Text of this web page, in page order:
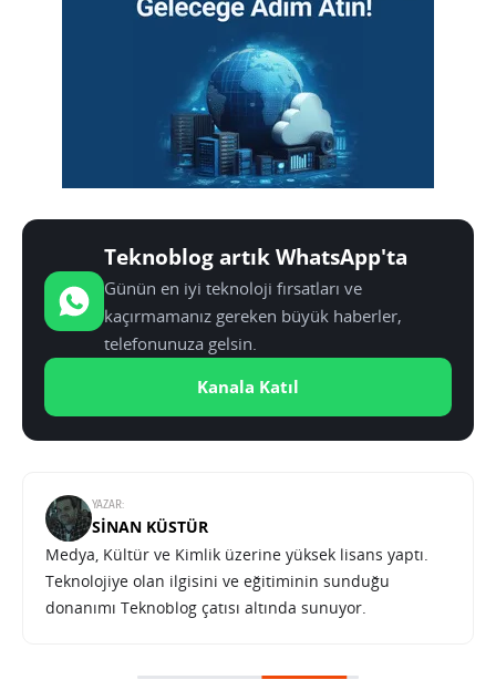
Teknoblog artık WhatsApp'ta
Günün en iyi teknoloji fırsatları ve
kaçırmamanız gereken büyük haberler,
telefonunuza gelsin.
Kanala Katıl
YAZAR:
SINAN KÜSTÜR
Medya, Kültür ve Kimlik üzerine yüksek lisans yaptı.
Teknolojiye olan ilgisini ve eğitiminin sunduğu
donanımı Teknoblog çatısı altında sunuyor.